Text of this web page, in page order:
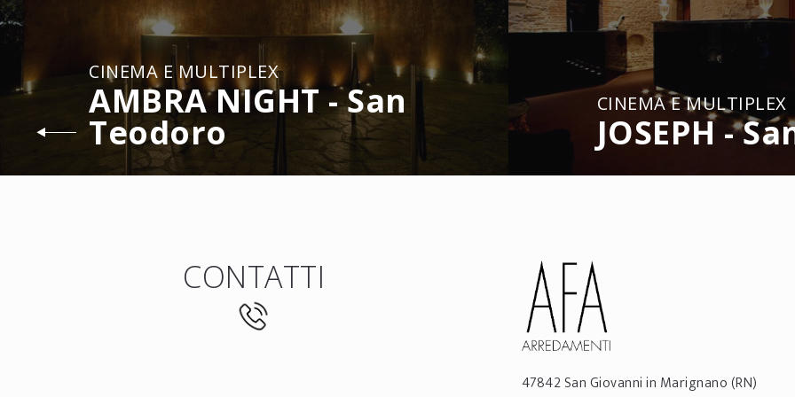
CINEMA E MULTIPLEX
AMBRA NIGHT - San
Teodoro
CINEMA E MULTIPLEX
JOSEPH -
CONTATTI
47842San Giovanni in Marignano(RN)